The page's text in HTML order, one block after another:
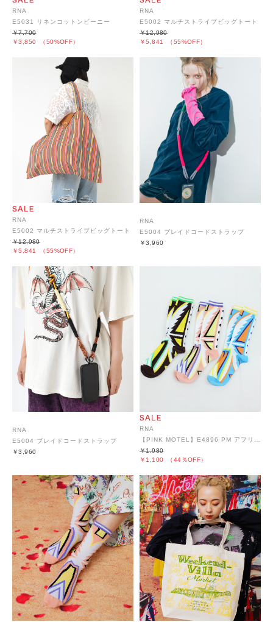
RNA
E5031 リネンコットンビーニー
￥3,850 （50%OFF）
￥7,700
RNA
E5002 マルチストライプビッグトート
￥5,841 （55%OFF）
￥12,980
RNA
E5002 マルチストライプビッグトート
￥5,841 （55%OFF）
￥12,980
RNA
E5004 ブレイドコードストラップ
￥3,960
RNA
E5004 ブレイドコードストラップ
￥3,960
RNA
￥1,100 （44％OFF）
￥1,980